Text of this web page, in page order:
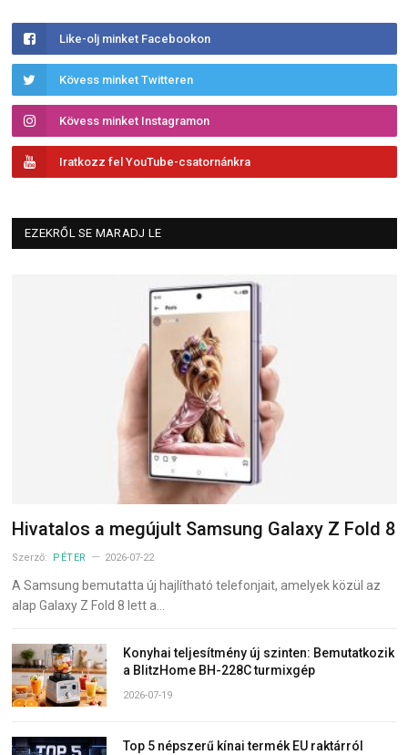
Like-olj minket Facebookon
Kövess minket Twitteren
Kövess minket Instagramon
Iratkozz fel YouTube-csatornánkra
EZEKRŐL SE MARADJ LE
Hivatalos a megújult Samsung Galaxy Z Fold 8
Szerző: PÉTER 2026-07-22
A Samsung bemutatta új hajlítható telefonjait, amelyek közül az
alap Galaxy Z Fold 8 lett a…
Konyhai teljesítmény új szinten: Bemutatkozik
a BlitzHome BH-228C turmixgép
2026-07-19
Top 5 népszerű kínai termék EU raktárról